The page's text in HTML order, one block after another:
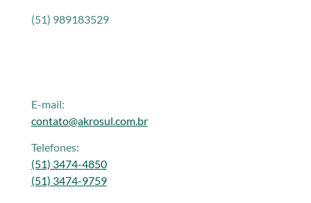
(51) 989183529
E-mail:
contato@akrosul.com.br
Telefones:
(51) 3474-4850
(51) 3474-9759